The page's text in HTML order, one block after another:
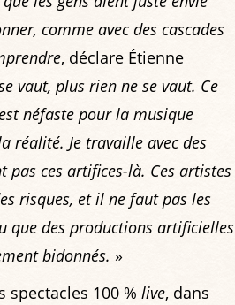
comme avec des cascades
, déclare Étienne
vaut, plus rien ne se vaut. Ce
néfaste pour la musique
réalité. Je travaille avec des
pas ces artifices-là. Ces artistes
risques, et il ne faut pas les
que des productions artificielles
bidonnés. »
spectacles 100 % live, dans